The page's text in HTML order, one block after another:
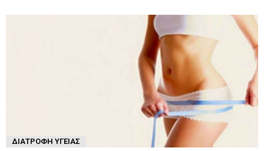
ΔΙΑΤΡΟΦΉ ΥΓΕΊΑΣ